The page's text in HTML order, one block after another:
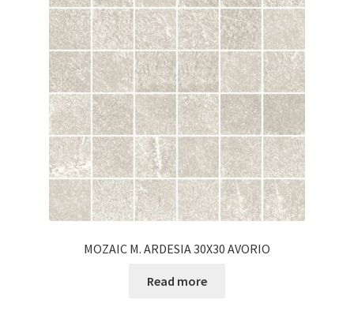
MOZAIC M. ARDESIA 30X30 AVORIO
Read more